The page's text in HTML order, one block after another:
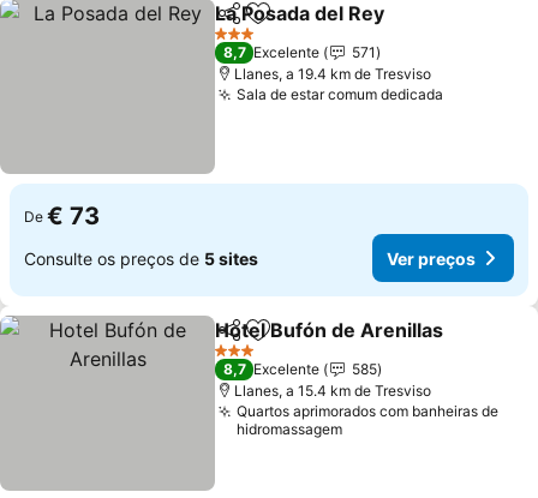
PartilharAdicionar aos favoritos
La Posada del Rey
3 Estrelas
8,7 Excelente
571
Llanes, a 19.4 km de Tresviso
Sala de estar comum dedicada
De € 73
Consulte os preços de 5 sites Ver preços
PartilharAdicionar aos favoritos
Hotel Bufón de Arenillas
3 Estrelas
8,7 Excelente
585
Llanes, a 15.4 km de Tresviso
Quartos aprimorados com banheiras de
hidromassagem